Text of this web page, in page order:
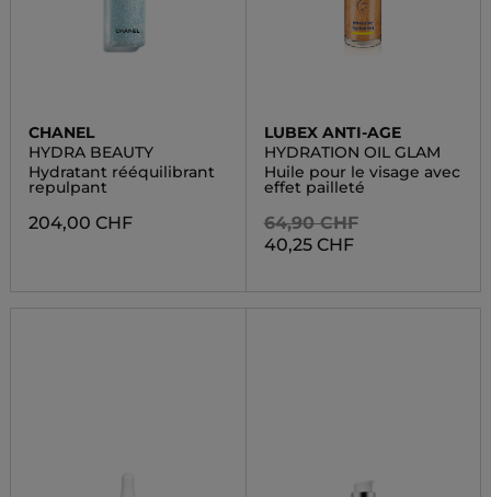
CHANEL
HYDRA BEAUTY
Hydratant rééquilibrant
repulpant
204,00 CHF
LUBEX ANTI-AGE
HYDRATION OIL GLAM
Huile pour le visage avec
effet pailleté
64,90 CHF
40,25 CHF